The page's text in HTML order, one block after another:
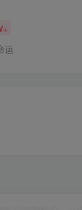
运